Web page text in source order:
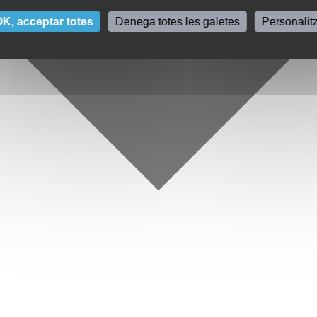
acceptar totes Denega totes les galetes